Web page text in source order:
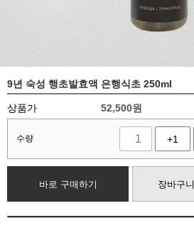
9년 숙성 행초발효액 은행식초 250ml
상품가 52,500원
수량 +1
바로 구매하기 장바구니